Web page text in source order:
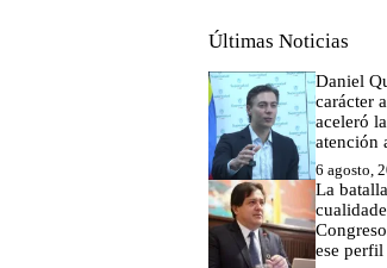
Últimas Noticias
Daniel
carácter
aceleró
atención
6 agosto,
La
ese perfil